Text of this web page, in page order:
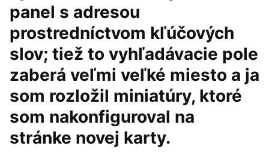
panel s adresou
prostredníctvom kľúčových
slov; tiež to vyhľadávacie pole
zaberá veľmi veľké miesto a ja
som rozložil miniatúry, ktoré
som nakonfiguroval na
stránke novej karty.